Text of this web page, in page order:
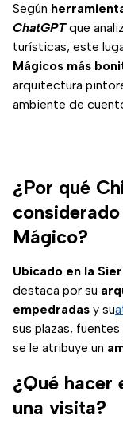
Según
ChatGPTque
turísticas, este
Mágicos más
arquitectura
ambiente de
¿Por qué
Mágico?
Ubicado en la
destaca por su
empedradas y su
sus plazas,
se le atribuye un
¿Qué hacer
una visita?